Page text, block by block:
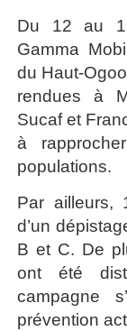
Du 12 au
Gamma
du Haut-
rendues à
Sucaf et
à
populations.
Par ailleurs,
d’un
B et C. De
ont été
campagne
prévention